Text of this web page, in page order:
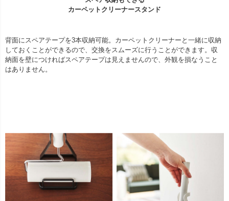
カーペットクリーナースタンド
背面にスペアテープを3本収納可能。カーペットクリーナーと一緒に収納
しておくことができるので、交換をスムーズに行うことができます。収
納面を壁につければスペアテープは見えませんので、外観を損なうこと
はありません。